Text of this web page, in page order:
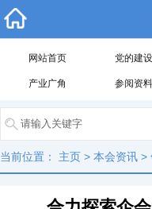
网站首页 党的建设
产业广角 参阅资料
当前位置： 主页 > 本会资讯 >